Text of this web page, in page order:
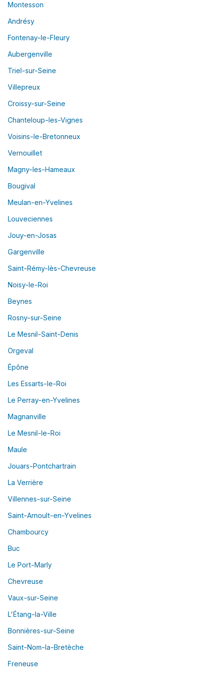
Montesson
Andrésy
Fontenay-le-Fleury
Aubergenville
Triel-sur-Seine
Villepreux
Croissy-sur-Seine
Chanteloup-les-Vignes
Voisins-le-Bretonneux
Vernouillet
Magny-les-Hameaux
Bougival
Meulan-en-Yvelines
Louveciennes
Jouy-en-Josas
Gargenville
Saint-Rémy-lès-Chevreuse
Noisy-le-Roi
Beynes
Rosny-sur-Seine
Le Mesnil-Saint-Denis
Orgeval
Épône
Les Essarts-le-Roi
Le Perray-en-Yvelines
Magnanville
Le Mesnil-le-Roi
Maule
Jouars-Pontchartrain
La Verrière
Villennes-sur-Seine
Saint-Arnoult-en-Yvelines
Chambourcy
Buc
Le Port-Marly
Chevreuse
Vaux-sur-Seine
L'Étang-la-Ville
Bonnières-sur-Seine
Saint-Nom-la-Bretèche
Freneuse